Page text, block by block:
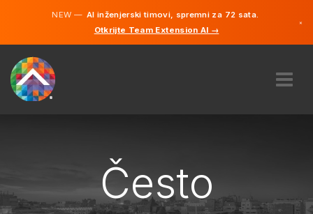
NEW —AI inženjerski timovi, spremni za 72 sata.
Otkrijte Team Extension AI →
×
NAJAM
Često